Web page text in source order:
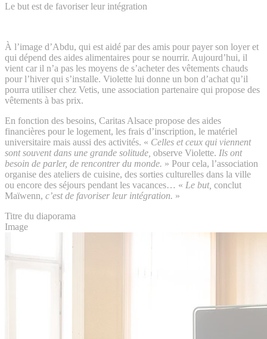
Le but est de favoriser leur intégration
À l’image d’Abdu, qui est aidé par des amis pour payer son loyer et
qui dépend des aides alimentaires pour se nourrir. Aujourd’hui, il
vient car il n’a pas les moyens de s’acheter des vêtements chauds
pour l’hiver qui s’installe. Violette lui donne un bon d’achat qu’il
pourra utiliser chez Vetis, une association partenaire qui propose des
vêtements à bas prix.
En fonction des besoins, Caritas Alsace propose des aides
financières pour le logement, les frais d’inscription, le matériel
universitaire mais aussi des activités. « Celles et ceux qui viennent
sont souvent dans une grande solitude, observe Violette. Ils ont
besoin de parler, de rencontrer du monde. » Pour cela, l’association
organise des ateliers de cuisine, des sorties culturelles dans la ville
ou encore des séjours pendant les vacances… « Le but, conclut
Maïwenn, c’est de favoriser leur intégration. »
Titre du diaporama
Image